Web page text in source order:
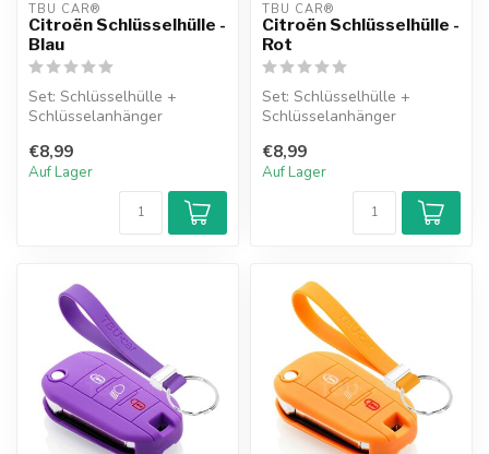
TBU CAR®
Citroën Schlüsselhülle -
Blau
Set: Schlüsselhülle +
Schlüsselanhänger
€8,99
Auf Lager
TBU CAR®
Citroën Schlüsselhülle -
Rot
Set: Schlüsselhülle +
Schlüsselanhänger
€8,99
Auf Lager